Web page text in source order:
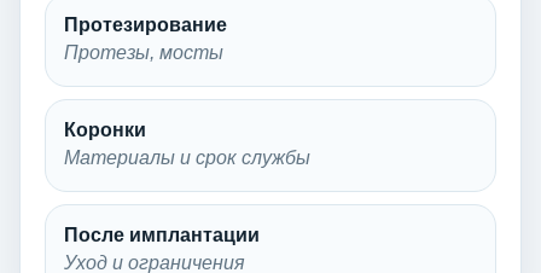
Протезирование
Протезы, мосты
Коронки
Материалы и срок службы
После имплантации
Уход и ограничения